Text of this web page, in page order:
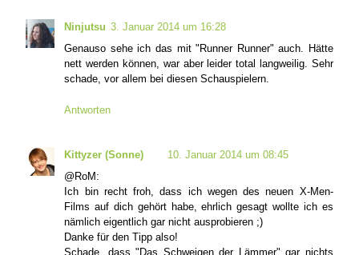
Ninjutsu 3. Januar 2014 um 16:28
Genauso sehe ich das mit "Runner Runner" auch. Hätte
nett werden können, war aber leider total langweilig. Sehr
schade, vor allem bei diesen Schauspielern.
Antworten
Kittyzer (Sonne)
10. Januar 2014 um 08:45
@RoM:
Ich bin recht froh, dass ich wegen des neuen X-Men-
Films auf dich gehört habe, ehrlich gesagt wollte ich es
nämlich eigentlich gar nicht ausprobieren ;)
Danke für den Tipp also!
Schade, dass "Das Schweigen der Lämmer" gar nichts